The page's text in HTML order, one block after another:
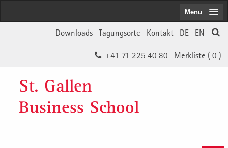
EN
DE
Kontakt
Tagungsorte
Downloads
Merkliste ( 0 )
+41 71 225 40 80
St. Gallen
Business School
Menu